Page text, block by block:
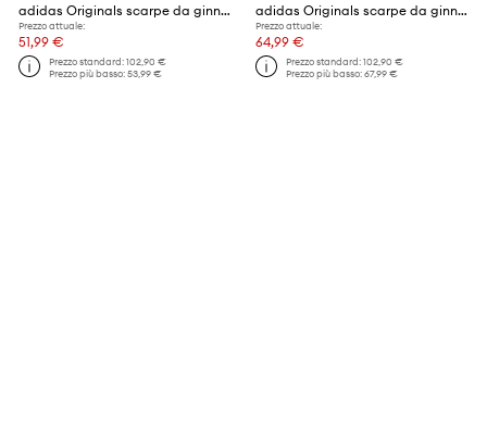
adidas Originals scarpe da ginnastica
Prezzo attuale:
51,99 €
Prezzo standard:102,90 €
Prezzo più basso:53,99 €
adidas Originals scarpe da ginnastica Nizza Platform Mid FY2783
Prezzo attuale:
64,99 €
Prezzo standard:102,90 €
Prezzo più basso:67,99 €